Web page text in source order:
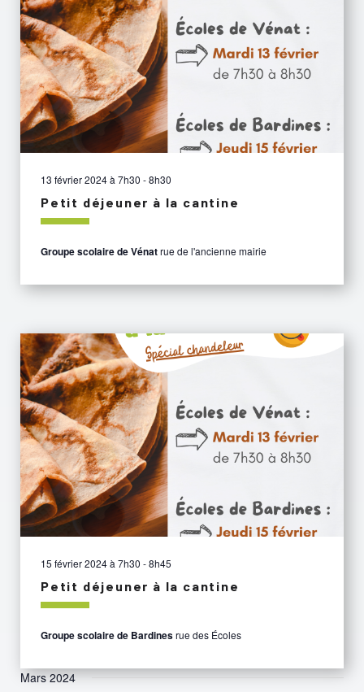
13 février 2024 à 7h30 -8h30
Petit déjeuner à la cantine
Groupe scolaire de Vénatrue de l'ancienne mairie
15 février 2024 à 7h30 -8h45
Petit déjeuner à la cantine
Groupe scolaire de Bardinesrue des Écoles
Mars 2024